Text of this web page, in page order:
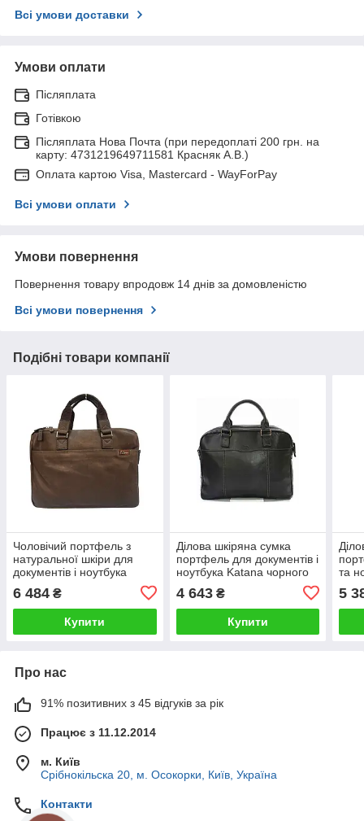
Всі умови доставки
Умови оплати
Післяплата
Готівкою
Післяплата Нова Почта (при передоплаті 200 грн. на
карту: 4731219649711581 Красняк А.В.)
Оплата картою Visa, Mastercard - WayForPay
Всі умови оплати
Умови повернення
Повернення товару впродовж 14 днів за домовленістю
Всі умови повернення
Подібні товари компанії
Чоловічий портфель з
натуральної шкіри для
документів і ноутбука
кольору Katana
6 484 ₴
Купити
Ділова шкіряна сумка
портфель для документів і
ноутбука Katana чорного
4 643₴
Купити
та
5
Про нас
91% позитивних з 45 відгуків за рік
Працює з 11.12.2014
м. Київ
Срібнокільска 20, м. Осокорки, Київ, Україна
Контакти